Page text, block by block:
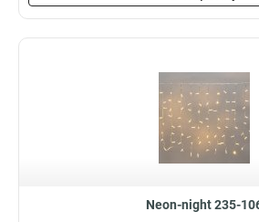
Neon-night 235-